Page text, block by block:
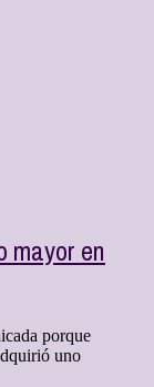
mayor en
porque
uno